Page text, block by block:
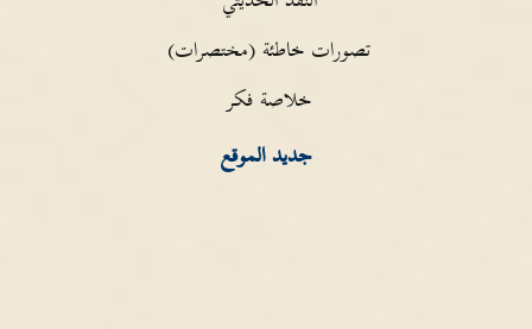
تصورات خاطئة (مختصرات)
خلاصة فكر
جديد الموقع